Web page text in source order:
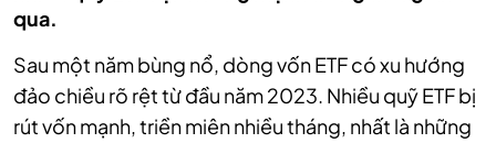
qua.
Sau một năm bùng nổ, dòng vốn ETF có xu hướng
đảo chiều rõ rệt từ đầu năm 2023. Nhiều quỹ ETF bị
rút vốn mạnh, triền miên nhiều tháng, nhất là những